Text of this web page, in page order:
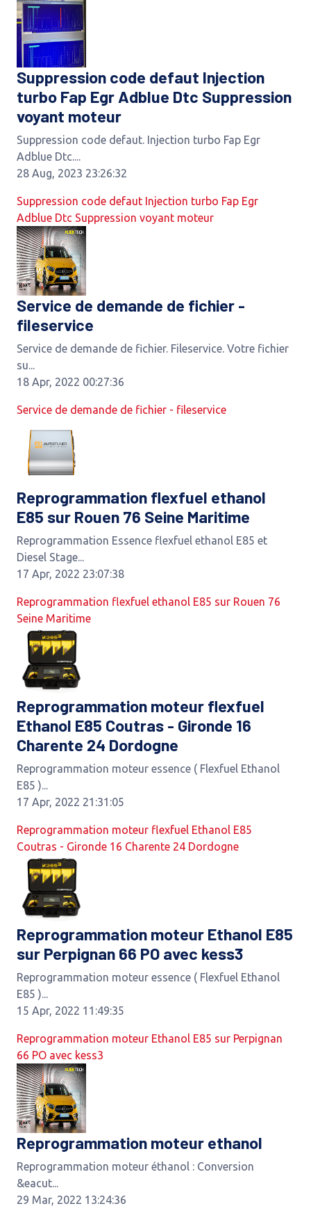
Suppression code defaut Injection
turbo Fap Egr Adblue Dtc Suppression
voyant moteur
Suppression code defaut. Injection turbo Fap Egr
Adblue Dtc....
28 Aug, 2023 23:26:32
Suppression code defaut Injection turbo Fap Egr
Adblue Dtc Suppression voyant moteur
Service de demande de fichier -
fileservice
Service de demande de fichier. Fileservice. Votre fichier
su...
18 Apr, 2022 00:27:36
Service de demande de fichier - fileservice
Reprogrammation flexfuel ethanol
E85 sur Rouen 76 Seine Maritime
Reprogrammation Essence flexfuel ethanol E85 et
Diesel Stage...
17 Apr, 2022 23:07:38
Reprogrammation flexfuel ethanol E85 sur Rouen 76
Seine Maritime
Reprogrammation moteur flexfuel
Ethanol E85 Coutras - Gironde 16
Charente 24 Dordogne
Reprogrammation moteur essence ( Flexfuel Ethanol
E85 )...
17 Apr, 2022 21:31:05
Reprogrammation moteur flexfuel Ethanol E85
Coutras - Gironde 16 Charente 24 Dordogne
Reprogrammation moteur Ethanol E85
sur Perpignan 66 PO avec kess3
Reprogrammation moteur essence ( Flexfuel Ethanol
E85 )...
15 Apr, 2022 11:49:35
Reprogrammation moteur Ethanol E85 sur Perpignan
66 PO avec kess3
Reprogrammation moteur ethanol
Reprogrammation moteur éthanol : Conversion
&eacut...
29 Mar, 2022 13:24:36